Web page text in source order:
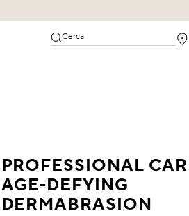
Cerca
PROFESSIONAL
AGE-DEFYING
DERMABRASION